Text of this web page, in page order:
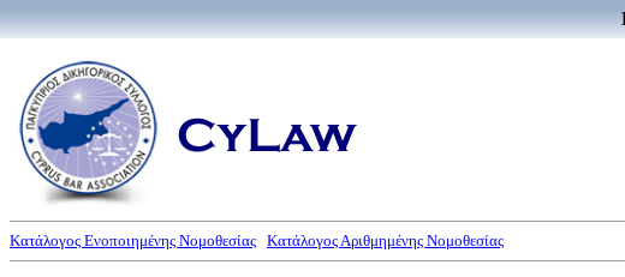
Κατάλογος Ενοποιημένης Νομοθεσίας Κατάλογος Αριθμημένης Νομοθεσίας